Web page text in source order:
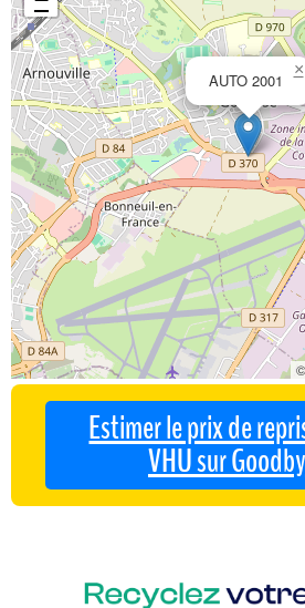
AUTO 2001
×
Estimer le prix de
VHU sur